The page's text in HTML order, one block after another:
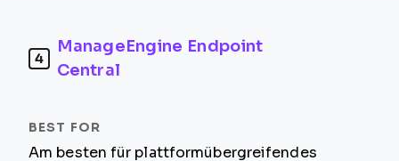
4
ManageEngine Endpoint
Central
Am besten für plattformübergreifendes